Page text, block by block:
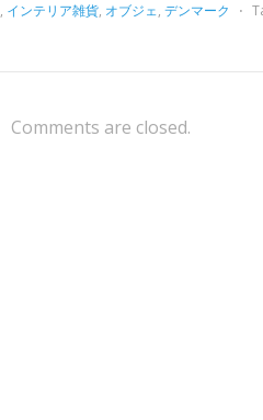
, インテリア雑貨, オブジェ, デンマーク ⋅
Comments are closed.